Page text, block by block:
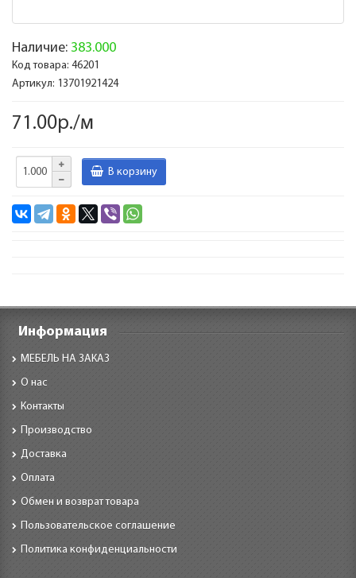
Наличие: 383.000
Код товара: 46201
Артикул: 13701921424
71.00р./м
В корзину
Информация
МЕБЕЛЬ НА ЗАКАЗ
О нас
Контакты
Производство
Доставка
Оплата
Обмен и возврат товара
Пользовательское соглашение
Политика конфиденциальности